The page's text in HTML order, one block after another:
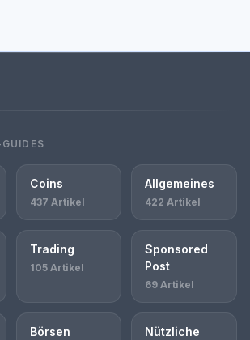
Coins
437 Artikel
Allgemeines
422 Artikel
Trading
105 Artikel
Sponsored
Post
69 Artikel
Börsen
Nützliche